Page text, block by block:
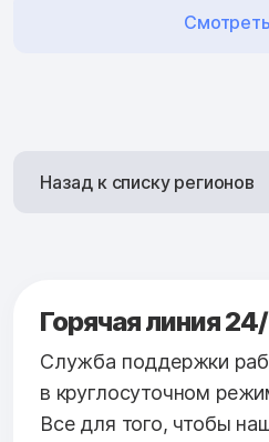
Назад к списку регионов
Горячая линия
Служба поддержки
в круглосуточном
Все для того, чтобы